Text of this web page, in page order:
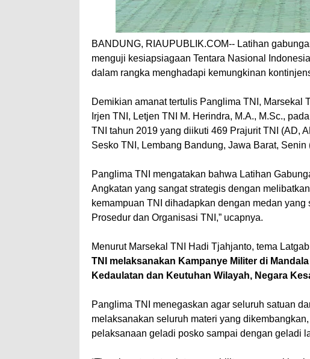
BANDUNG, RIAUPUBLIK.COM-- Latihan
menguji kesiapsiagaan Tentara Nasional
dalam rangka menghadapi kemungkinan
Demikian amanat tertulis Panglima TNI, Marsekal
Irjen TNI, Letjen TNI M. Herindra, M.A., M.Sc.,
TNI tahun 2019 yang diikuti 469 Prajurit TNI (AD,
Sesko TNI, Lembang Bandung, Jawa Barat, Senin
Panglima TNI mengatakan bahwa Latihan
Angkatan yang sangat strategis dengan
kemampuan TNI dihadapkan dengan medan
Prosedur dan Organisasi TNI,” ucapnya.
Menurut Marsekal TNI Hadi Tjahjanto, tema
TNI melaksanakan Kampanye Militer di
Kedaulatan dan Keutuhan Wilayah, Negara
Panglima TNI menegaskan agar seluruh satuan
melaksanakan seluruh materi yang
pelaksanaan geladi posko sampai dengan geladi